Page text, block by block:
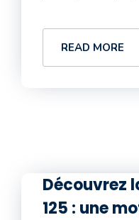
READ MORE
Découvrez
125 : une